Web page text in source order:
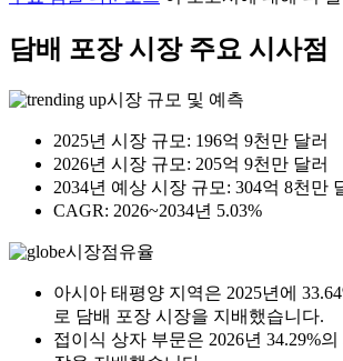
담배 포장 시장 주요 시사점
시장 규모 및 예측
2025년 시장 규모: 196억 9천만 달러
2026년 시장 규모: 205억 9천만 달러
2034년 예상 시장 규모: 304억 8천만
CAGR: 2026~2034년 5.03%
시장점유율
아시아 태평양 지역은 2025년에
로 담배 포장 시장을 지배했습니다.
접이식 상자 부문은 2026년 34.29%